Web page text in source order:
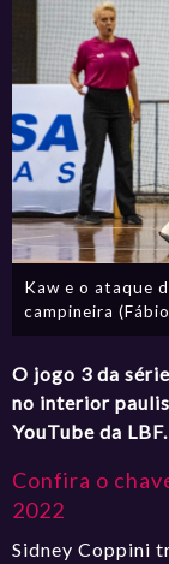
Kaw e o ataque
campineira
O jogo 3 da
no interior
YouTube da LBF.
Confira o
2022
Sidney Coppini